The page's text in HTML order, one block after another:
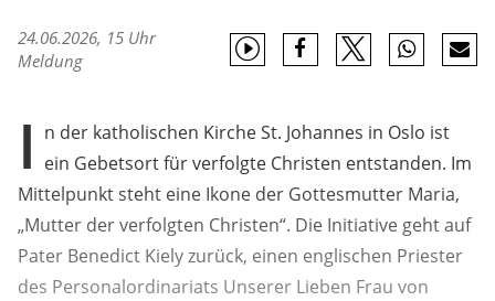
24.06.2026, 15 Uhr
Meldung
I n der katholischen Kirche St. Johannes in Oslo ist
ein Gebetsort für verfolgte Christen entstanden. Im
Mittelpunkt steht eine Ikone der Gottesmutter Maria,
„Mutter der verfolgten Christen“. Die Initiative geht auf
Pater Benedict Kiely zurück, einen englischen Priester
des Personalordinariats Unserer Lieben Frau von